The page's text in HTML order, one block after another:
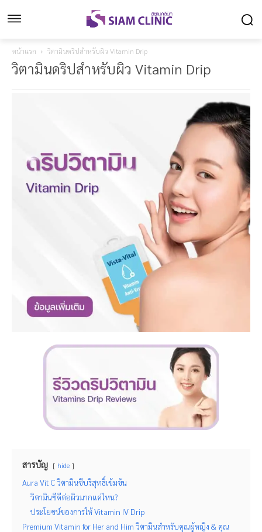
หน้าแรก วิตามินดริปสำหรับผิว Vitamin Drip
วิตามินดริปสำหรับผิว Vitamin Drip
สารบัญ hide
Aura Vit C วิตามินซีบริสุทธิ์เข้มข้น
วิตามินซีดีต่อผิวมากแค่ไหน?
ประโยชน์ของการให้ Vitamin IV Drip
Premium Vitamin for Her and Him วิตามินสำหรับคุณผู้หญิง & คุณ